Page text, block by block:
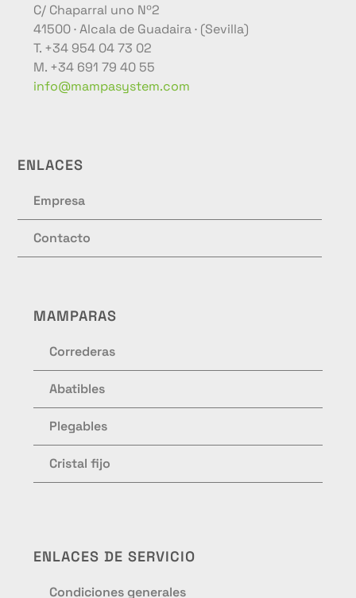
C/ Chaparral uno Nº2
41500 · Alcala de Guadaira · (Sevilla)
T. +34 954 04 73 02
M. +34 691 79 40 55
info@mampasystem.com
ENLACES
Empresa
Contacto
MAMPARAS
Correderas
Abatibles
Plegables
Cristal fijo
ENLACES DE SERVICIO
Condiciones generales